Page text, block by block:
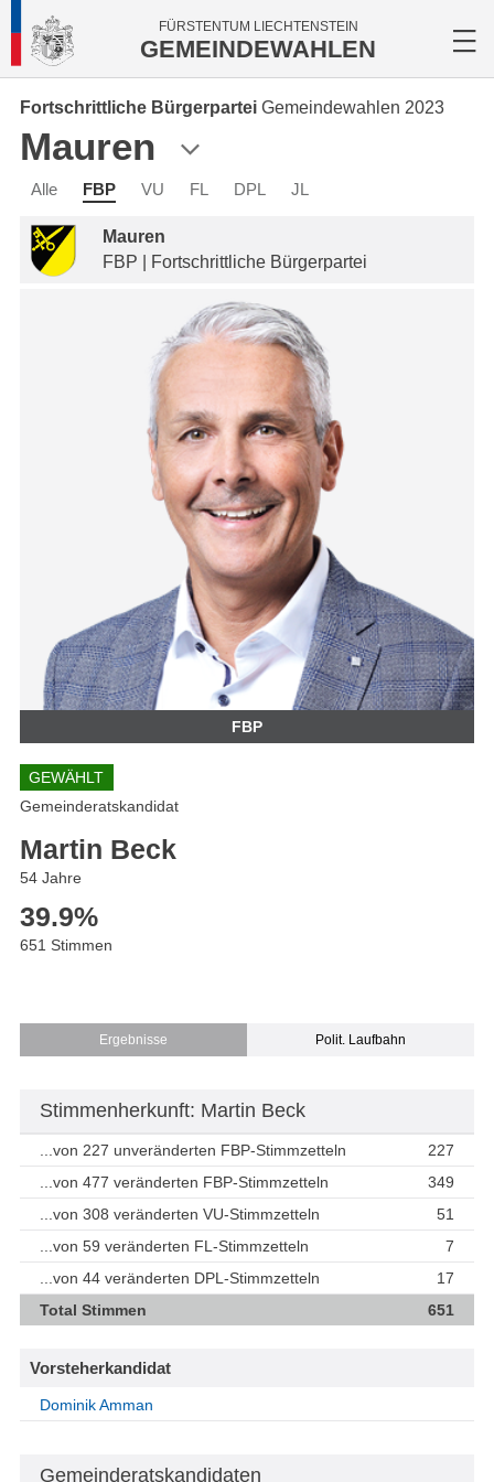
FÜRSTENTUM LIECHTENSTEIN
GEMEINDEWAHLEN
Fortschrittliche Bürgerpartei Gemeindewahlen 2023
Mauren
Alle FBP VU FL DPL JL
Mauren
FBP | Fortschrittliche Bürgerpartei
FBP
GEWÄHLT
Gemeinderatskandidat
Martin Beck
54 Jahre
39.9%
651 Stimmen
Ergebnisse Polit. Laufbahn
Stimmenherkunft: Martin Beck
...von 227 unveränderten FBP-Stimmzetteln
227
...von 477 veränderten FBP-Stimmzetteln
349
...von 308 veränderten VU-Stimmzetteln
51
...von 59 veränderten FL-Stimmzetteln
7
...von 44 veränderten DPL-Stimmzetteln
17
Total Stimmen
651
Vorsteherkandidat
Dominik Amman
Gemeinderatskandidaten